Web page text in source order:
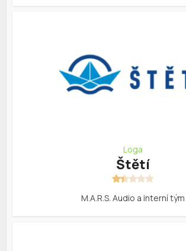
Loga
Štětí
M.A.R.S. Audio a interní tým